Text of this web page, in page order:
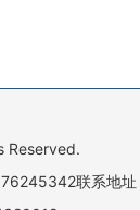
Reserved.
联系地址